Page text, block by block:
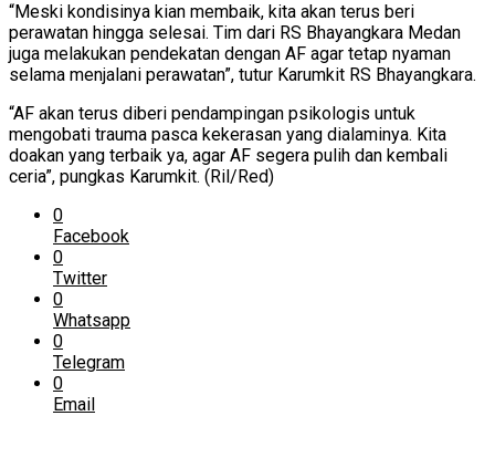
“Meski kondisinya kian membaik, kita akan terus beri
perawatan hingga selesai. Tim dari RS Bhayangkara Medan
juga melakukan pendekatan dengan AF agar tetap nyaman
selama menjalani perawatan”, tutur Karumkit RS Bhayangkara.
“AF akan terus diberi pendampingan psikologis untuk
mengobati trauma pasca kekerasan yang dialaminya. Kita
doakan yang terbaik ya, agar AF segera pulih dan kembali
ceria”, pungkas Karumkit. (Ril/Red)
0
Facebook
0
Twitter
0
Whatsapp
0
Telegram
0
Email